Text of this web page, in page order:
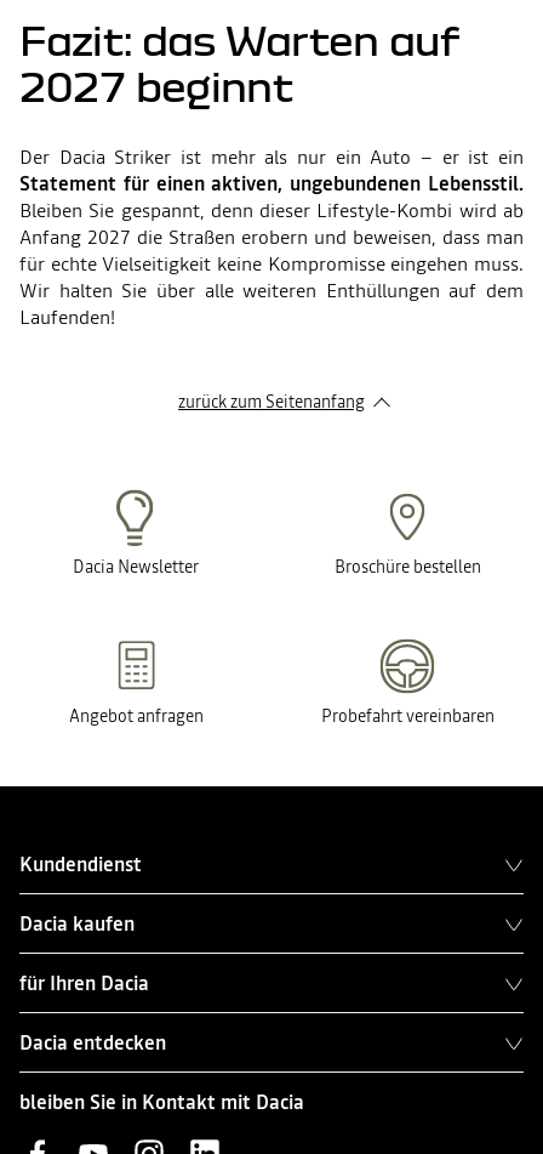
Fazit: das Warten auf
2027 beginnt
Der Dacia Striker ist mehr als nur ein Auto – er ist ein
Statement für einen aktiven, ungebundenen Lebensstil.
Bleiben Sie gespannt, denn dieser Lifestyle-Kombi wird ab
Anfang 2027 die Straßen erobern und beweisen, dass man
für echte Vielseitigkeit keine Kompromisse eingehen muss.
Wir halten Sie über alle weiteren Enthüllungen auf dem
Laufenden!
zurück zum Seitenanfang
Dacia Newsletter Broschüre bestellen
Angebot anfragen Probefahrt vereinbaren
Kundendienst
Dacia kaufen
für Ihren Dacia
Dacia entdecken
bleiben Sie in Kontakt mit Dacia